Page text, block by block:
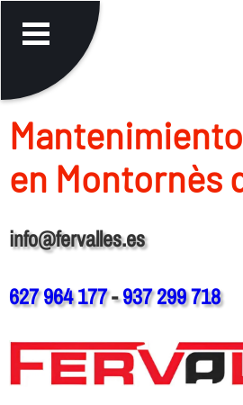
en Montornès
info@fervalles.es
627 964 177-937 299 718